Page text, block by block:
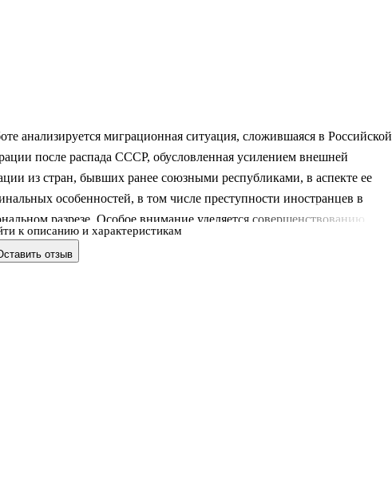
отзыв
анализируется миграционная ситуация, сложившаяся в Российской
после распада СССР, обусловленная усилением внешней
из стран, бывших ранее союзными республиками, в аспекте ее
особенностей, в том числе преступности иностранцев в
разрезе. Особое внимание уделяется совершенствованию
по предотвращению незаконной миграции и преступности
и практики его реализации в рамках Концепции
к описанию и характеристикам